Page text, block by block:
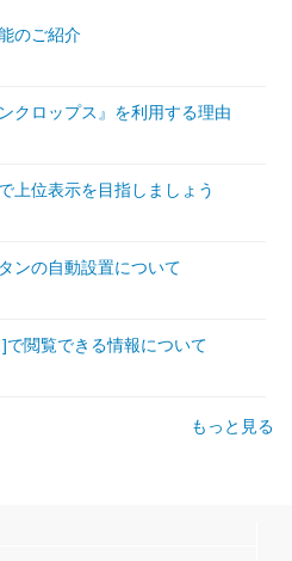
のご紹介
クロップス』を利用する理由
上位表示を目指しましょう
ンの自動設置について
で閲覧できる情報について
もっと見る